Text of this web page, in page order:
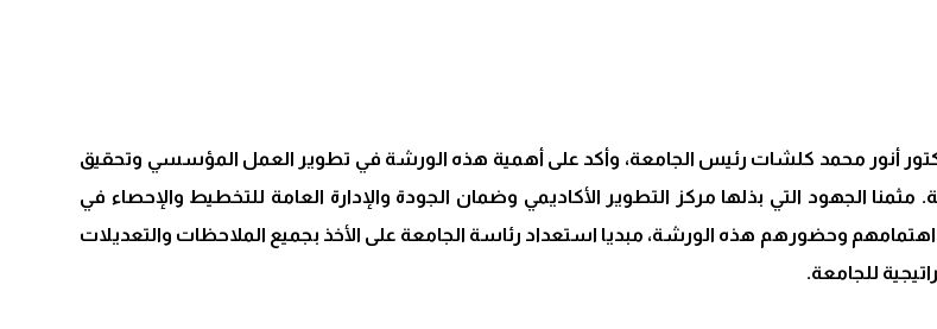
أنور محمد كلشات رئيس الجامعة، وأكد على أهمية هذه الورشة في تطوير العمل المؤسسي وتحقيق
الجهود التي بذلها مركز التطوير الأكاديمي وضمان الجودة والإدارة العامة للتخطيط والإحصاء في
وحضورهم هذه الورشة، مبديا استعداد رئاسة الجامعة على الأخذ بجميع الملاحظات والتعديلات
للجامعة.